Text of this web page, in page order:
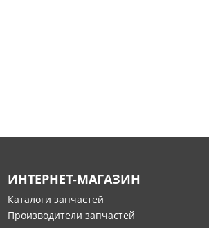
ИНТЕРНЕТ-МАГАЗИН
Каталоги запчастей
Производители запчастей